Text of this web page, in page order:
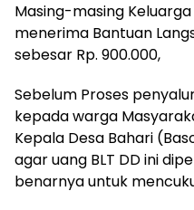
Masing-masing
menerima Bantuan
sebesar Rp. 900.000,
Sebelum Proses
kepada warga
Kepala Desa Bahari
agar uang BLT DD ini
benarnya untuk